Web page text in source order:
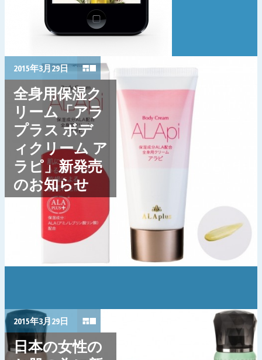
2015年3月29日
全身用保湿ク
リーム「アラ
プラス ボデ
ィクリーム ア
ラピ」新発売
のお知らせ
2015年3月29日
日本の女性の